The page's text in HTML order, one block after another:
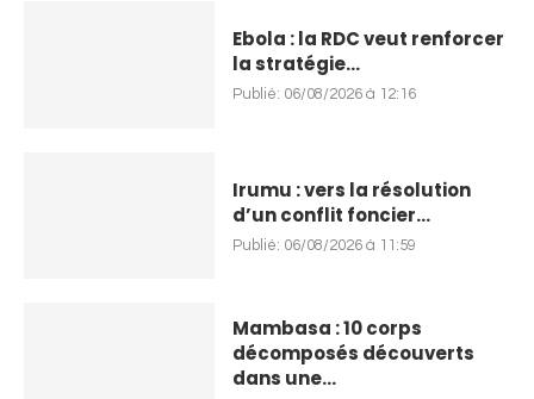
Ebola : la RDC veut renforcer
la stratégie...
Publié: 06/08/2026 à 12:16
Irumu : vers la résolution
d’un conflit foncier...
Publié: 06/08/2026 à 11:59
Mambasa : 10 corps
décomposés découverts
dans une...